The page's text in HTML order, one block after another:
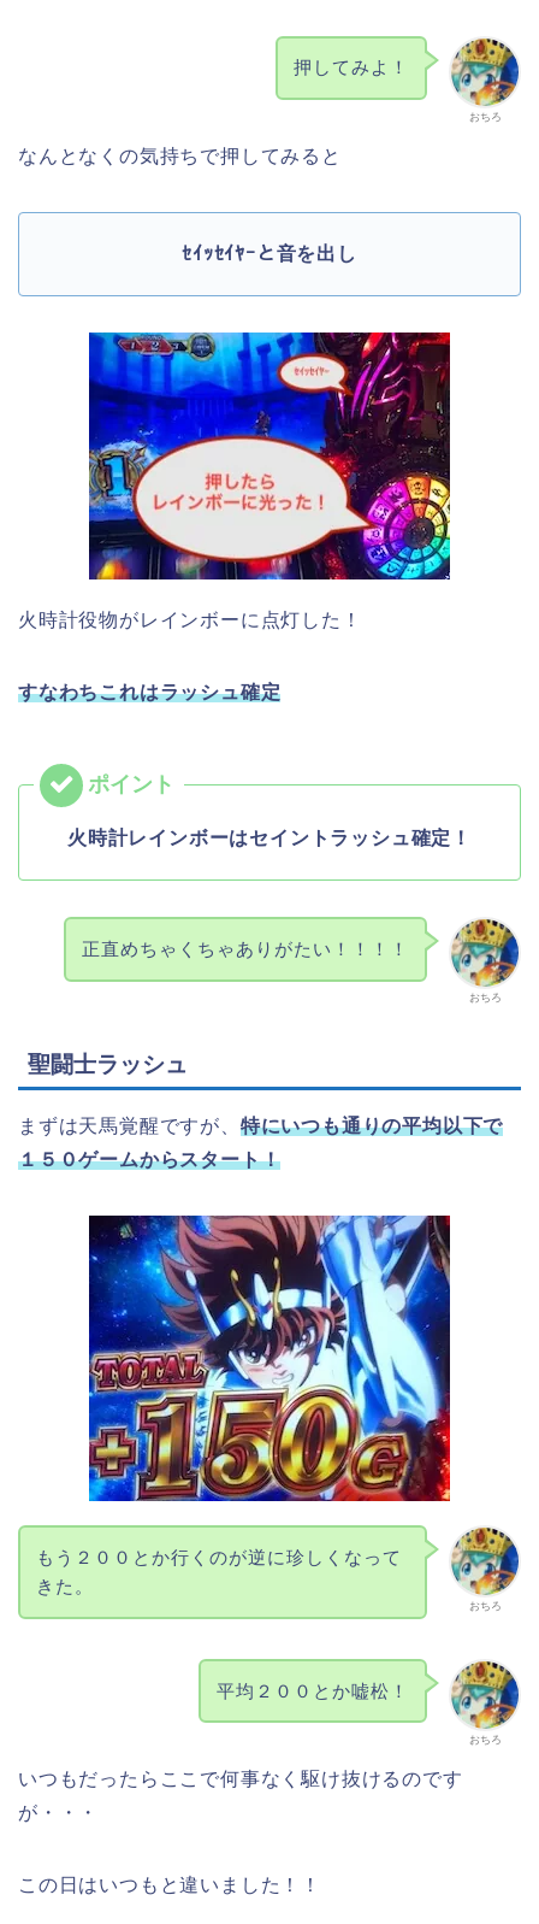
おちろ
押してみよ！
なんとなくの気持ちで押してみると
ｾｲｯｾｲﾔｰと音を出し
火時計役物がレインボーに点灯した！
すなわちこれはラッシュ確定
火時計レインボーはセイントラッシュ確定！
おちろ
正直めちゃくちゃありがたい！！！！
聖闘士ラッシュ
まずは天馬覚醒ですが、 特にいつも通りの平均以下で
１５０ゲームからスタート！
おちろ
もう２００とか行くのが逆に珍しくなって
きた。
おちろ
平均２００とか嘘松！
いつもだったらここで何事なく駆け抜けるのです
が・・・
この日はいつもと違いました！！